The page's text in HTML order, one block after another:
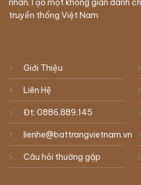
truyền thống Việt Nam
Giới Thiệu
Liên Hệ
Đt: 0886.889.145
lienhe@battrangvietnam.vn
Câu hỏi thường gặp